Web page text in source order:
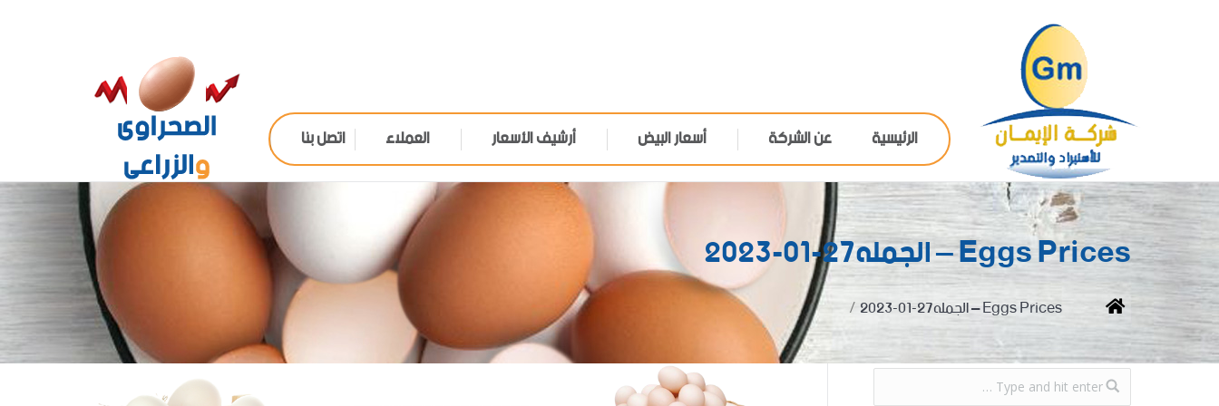
الرئيسية عن الشركة أسعار البيض أرشيف الأسعار العملاء اتصل بنا
Eggs Prices – الجمله27-01-2023
You are here:
Home Eggs Prices – الجمله27-01-2023